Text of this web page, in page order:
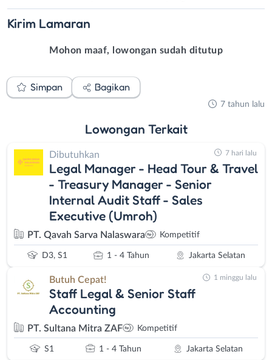
Kirim Lamaran
Mohon maaf, lowongan sudah ditutup
Simpan Bagikan
7 tahun lalu
Lowongan Terkait
Dibutuhkan
Legal Manager - Head Tour & Travel
- Treasury Manager - Senior
Internal Audit Staff - Sales
Executive (Umroh)
PT. Qavah Sarva Nalaswara Kompetitif
D3, S1 1 - 4 Tahun Jakarta Selatan
7 hari lalu
Butuh Cepat!
Staff Legal & Senior Staff
Accounting
PT. Sultana Mitra ZAF Kompetitif
S1 1 - 4 Tahun Jakarta Selatan
1 minggu lalu